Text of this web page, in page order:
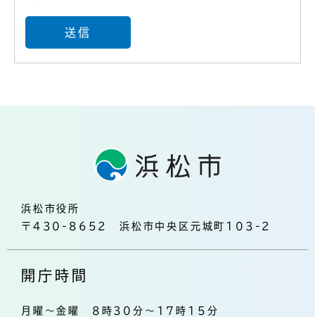
浜松市役所
〒430-8652 浜松市中央区元城町103-2
開庁時間
月曜～金曜 8時30分～17時15分